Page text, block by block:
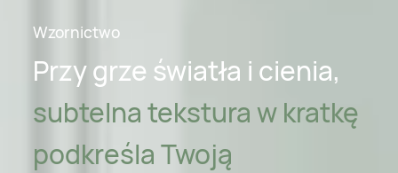
Wzornictwo
Przy grze światła i cienia,
subtelna tekstura w kratkę
podkreśla Twoją